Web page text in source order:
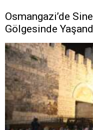
Osmangazi’de
Gölgesinde